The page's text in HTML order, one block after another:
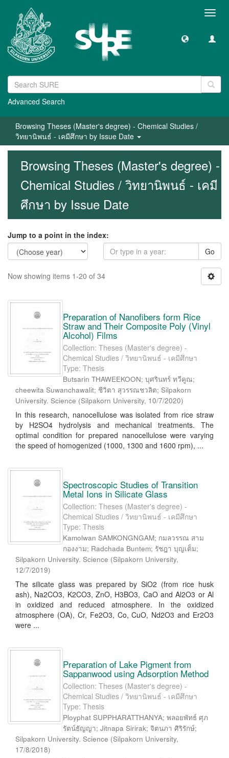
Advanced Search
Browsing Theses (Master's degree) - Chemical Studies /
วิทยานิพนธ์ - เคมีศึกษา by Issue Date
Browsing Theses (Master's degree) -
Chemical Studies / วิทยานิพนธ์ - เคมี
ศึกษา by Issue Date
Jump to a point in the index:
Go
Now showing items 1-20 of 34
Preparation of Nanofibers form Rice
Straw and Their Composite Poly (Vinyl
Alcohol) Films
Collection: Theses (Master's degree) -
Chemical Studies / วิทยานิพนธ์ - เคมีศึกษา
Type: Thesis
Butsarin THAWEEKOON; บุศรินทร์ ทวีคูณ;
cheewita Suwanchawalit; ชีวิตา สุวรรณชวลิต; Silpakorn
University. Science (Silpakorn University, 10/7/2020)
In this research, nanocellulose was isolated from rice straw
by H2SO4 hydrolysis and mechanical treatments. The
optimal condition for prepared nanocellulose were varying
the speed of homogenized (1000, 1300 and 1600 rpm), ...
Spectroscopic Studies of Transition
Metal Ions in Silicate Glass
Collection: Theses (Master's degree) -
Chemical Studies / วิทยานิพนธ์ - เคมีศึกษา
Type: Thesis
Kamolwan SAMKONGNGAM; กมลวรรณ สาม
กองงาม; Radchada Buntem; รัชฎา บุญเต็ม;
Silpakorn University. Science (Silpakorn University,
12/7/2019)
The silicate glass was prepared by SiO2 (from rice husk
ash), Na2CO3, K2CO3, ZnO, H3BO3, CaO and Al2O3 or Al
in oxidized and reduced atmosphere. In the oxidized
atmosphere (OA), Cr, Fe2O3, Co, CuO, Nd2O3 and Er2O3
were ...
Preparation of Lake Pigment from
Sappanwood using Adsorption Method
Collection: Theses (Master's degree) -
Chemical Studies / วิทยานิพนธ์ - เคมีศึกษา
Type: Thesis
Ployphat SUPPHARATTHANYA; พลอยพัทธ์ ศุภ
รัตน์ธัญญา; Jitnapa Sirirak; จิตนภา ศิริรักษ์;
Silpakorn University. Science (Silpakorn University,
17/8/2018)